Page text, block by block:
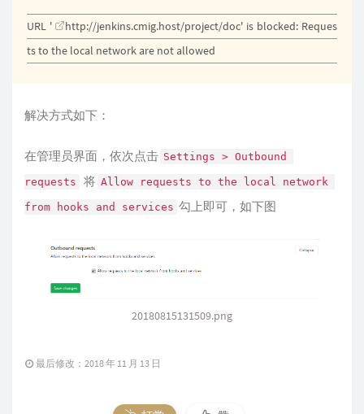
URL ' http://jenkins.cmig.host/project/doc' is blocked: Reques
ts to the local network are not allowed
解决方式如下：
在管理员界面，依次点击 Settings > Outbound
requests 将 Allow requests to the local network
from hooks and services 勾上即可，如下图
20180815131509.png
最后修改：2018 年 11 月 13 日